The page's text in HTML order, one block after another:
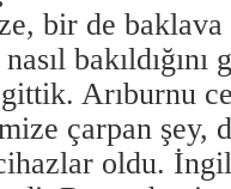
bir de
Arıburnu
çarpan şey,
oldu.